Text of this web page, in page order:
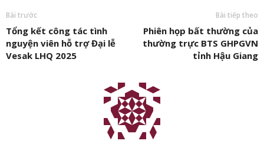
Bài trước
Tổng kết công tác tình
nguyện viên hỗ trợ Đại lễ
Vesak LHQ 2025
Bài tiếp theo
Phiên họp bất thường của
thường trực BTS GHPGVN
tỉnh Hậu Giang